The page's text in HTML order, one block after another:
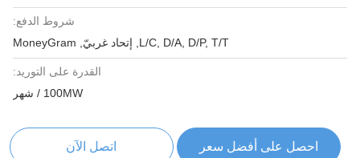
شروط الدفع:
L/C, D/A, D/P, T/T, إتحاد غربيّ, MoneyGram
القدرة على التوريد:
100MW / شهر
احصل على أفضل سعر اتصل الآن